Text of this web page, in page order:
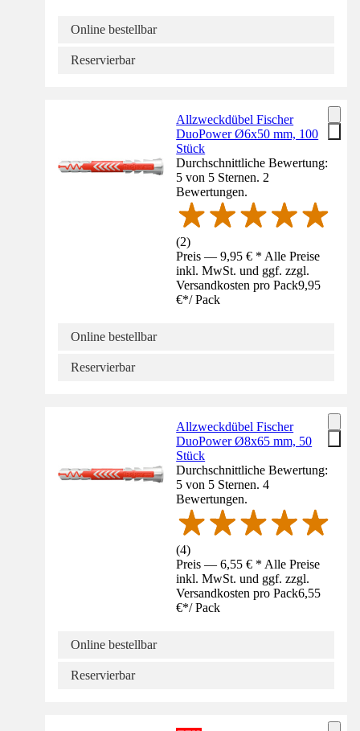
Online bestellbar
Reservierbar
Allzweckdübel Fischer
DuoPower Ø6x50 mm, 100
Stück
Durchschnittliche Bewertung:
5 von 5 Sternen. 2
Bewertungen.
(2)
Preis — 9,95 € * Alle Preise
inkl. MwSt. und ggf. zzgl.
Versandkosten pro Pack9,95
€*/ Pack
Online bestellbar
Reservierbar
Allzweckdübel Fischer
DuoPower Ø8x65 mm, 50
Stück
Durchschnittliche Bewertung:
5 von 5 Sternen. 4
Bewertungen.
(4)
Preis — 6,55 € * Alle Preise
inkl. MwSt. und ggf. zzgl.
Versandkosten pro Pack6,55
€*/ Pack
Online bestellbar
Reservierbar